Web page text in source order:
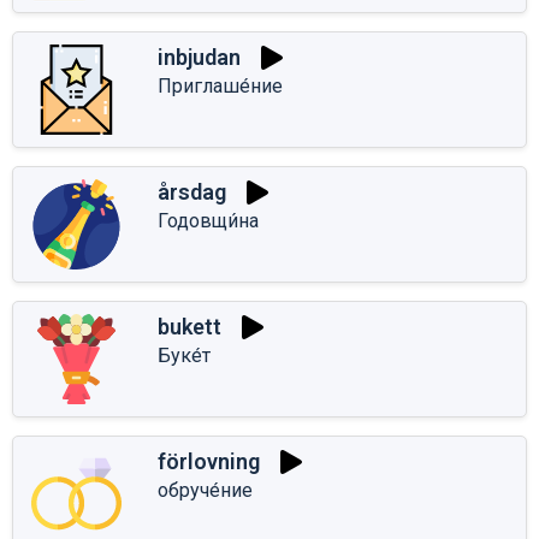
inbjudan
Приглаше́ние
årsdag
Годовщи́на
bukett
Буке́т
förlovning
обруче́ние